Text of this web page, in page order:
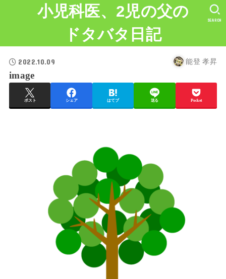
小児科医、2児の父の
ドタバタ日記
SEARCH
2022.10.09 能登 孝昇
image
ポスト シェア はてブ 送る Pocket